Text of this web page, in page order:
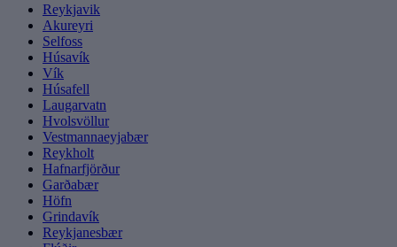
Reykjavik
Akureyri
Selfoss
Húsavík
Vík
Húsafell
Laugarvatn
Hvolsvöllur
Vestmannaeyjabær
Reykholt
Hafnarfjörður
Garðabær
Höfn
Grindavík
Reykjanesbær